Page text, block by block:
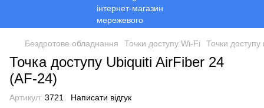
Бездротове обладнання Точки доступу Wi-Fi Точки доступу
Точка доступу Ubiquiti AirFiber 24
(AF-24)
Артикул: 3721 Написати відгук